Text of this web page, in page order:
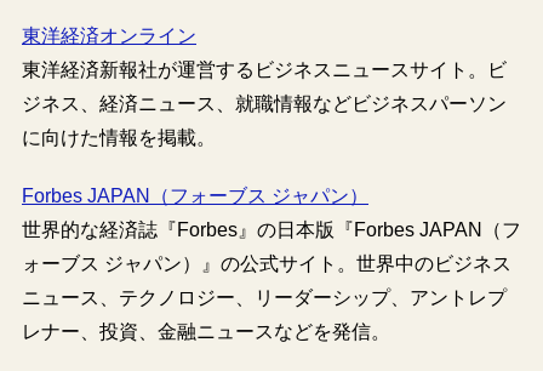
東洋経済オンライン
東洋経済新報社が運営するビジネスニュースサイト。ビ
ジネス、経済ニュース、就職情報などビジネスパーソン
に向けた情報を掲載。
Forbes JAPAN（フォーブス ジャパン）
世界的な経済誌『Forbes』の日本版『Forbes JAPAN（フ
ォーブス ジャパン）』の公式サイト。世界中のビジネス
ニュース、テクノロジー、リーダーシップ、アントレプ
レナー、投資、金融ニュースなどを発信。